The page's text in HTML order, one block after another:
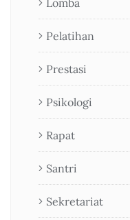
Lomba
Pelatihan
Prestasi
Psikologi
Rapat
Santri
Sekretariat